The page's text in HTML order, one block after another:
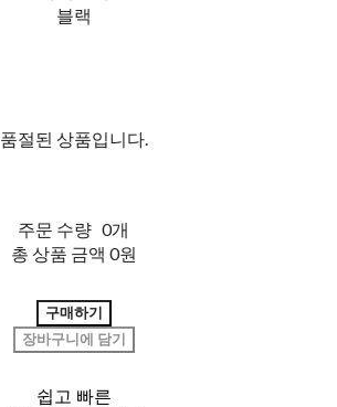
블랙
품절된 상품입니다.
주문 수량 0개
총 상품 금액 0원
구매하기
장바구니에 담기
쉽고 빠른